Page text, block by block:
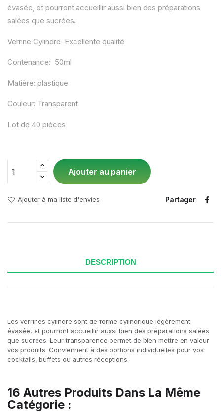
évasée, et pourront accueillir aussi bien des préparations
salées que sucrées.
Verrine Cylindre Excellente qualité
Contenance: 50ml
Matière: plastique
Couleur: Transparent
Lot de 40 pièces
Ajouter au panier
Ajouter à ma liste d'envies Partager
DESCRIPTION
Les verrines cylindre sont de forme cylindrique légèrement
évasée, et pourront accueillir aussi bien des préparations salées
que sucrées. Leur transparence permet de bien mettre en valeur
vos produits. Conviennent à des portions individuelles pour vos
cocktails, buffets ou autres réceptions.
16 Autres Produits Dans La Même
Catégorie :